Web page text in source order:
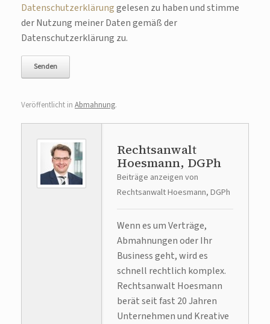
Datenschutzerklärunggelesen zu haben und stimme
der Nutzung meiner Daten gemäß der
Datenschutzerklärung zu.
Veröffentlicht in Abmahnung.
Rechtsanwalt
Hoesmann, DGPh
Beiträge anzeigen von
Rechtsanwalt Hoesmann, DGPh
Wenn es um Verträge,
Abmahnungen oder Ihr
Business geht, wird es
schnell rechtlich komplex.
Rechtsanwalt Hoesmann
berät seit fast 20 Jahren
Unternehmen und Kreative